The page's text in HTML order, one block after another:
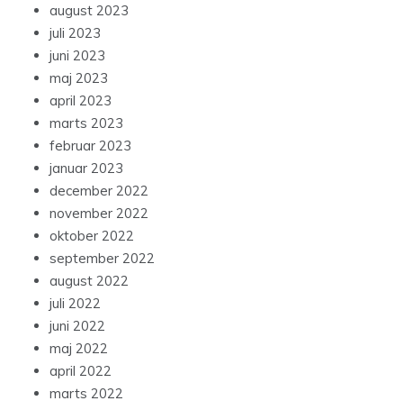
august 2023
juli 2023
juni 2023
maj 2023
april 2023
marts 2023
februar 2023
januar 2023
december 2022
november 2022
oktober 2022
september 2022
august 2022
juli 2022
juni 2022
maj 2022
april 2022
marts 2022